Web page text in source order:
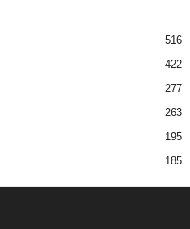
516
422
277
263
195
185